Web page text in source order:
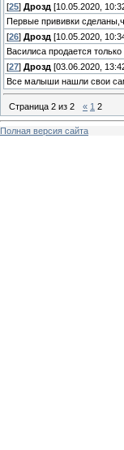
[25] Дрозд [10.05.2020,
Первые прививки
[26] Дрозд [10.05.2020,
Василиса продается
[27] Дрозд [03.06.2020,
Все малыши нашли свои
Страница 2 из 2 « 1 2
Полная версия сайта